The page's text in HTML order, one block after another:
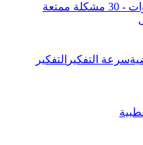
سرعة التفكير التفكير